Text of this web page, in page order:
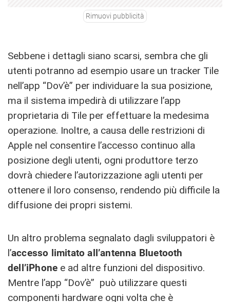
Rimuovi pubblicità
Sebbene i dettagli siano scarsi, sembra che gli
utenti potranno ad esempio usare un tracker Tile
nell’app “Dov’è” per individuare la sua posizione,
ma il sistema impedirà di utilizzare l’app
proprietaria di Tile per effettuare la medesima
operazione. Inoltre, a causa delle restrizioni di
Apple nel consentire l’accesso continuo alla
posizione degli utenti, ogni produttore terzo
dovrà chiedere l’autorizzazione agli utenti per
ottenere il loro consenso, rendendo più difficile la
diffusione dei propri sistemi.
Un altro problema segnalato dagli sviluppatori è
l’accesso limitato all’antenna Bluetooth
dell’iPhone e ad altre funzioni del dispositivo.
Mentre l’app “Dov’è” può utilizzare questi
componenti hardware ogni volta che è